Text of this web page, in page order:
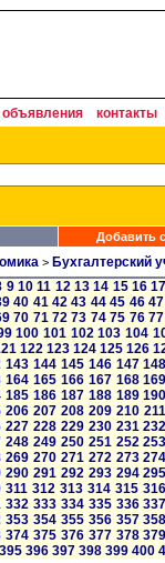
объявления контакты
Добавить
> Бухгалтерский
9 10 11 12 13 14 15 16
40 41 42 43 44 45 46 47
70 71 72 73 74 75 76 77
100 101 102 103 104
122 123 124 125 126
143 144 145 146 147
164 165 166 167 168
185 186 187 188 189
206 207 208 209 210 211
227 228 229 230 231
248 249 250 251 252
269 270 271 272 273
290 291 292 293 294
311 312 313 314 315 316
332 333 334 335 336
353 354 355 356 357
374 375 376 377 378
395 396 397 398 399 400